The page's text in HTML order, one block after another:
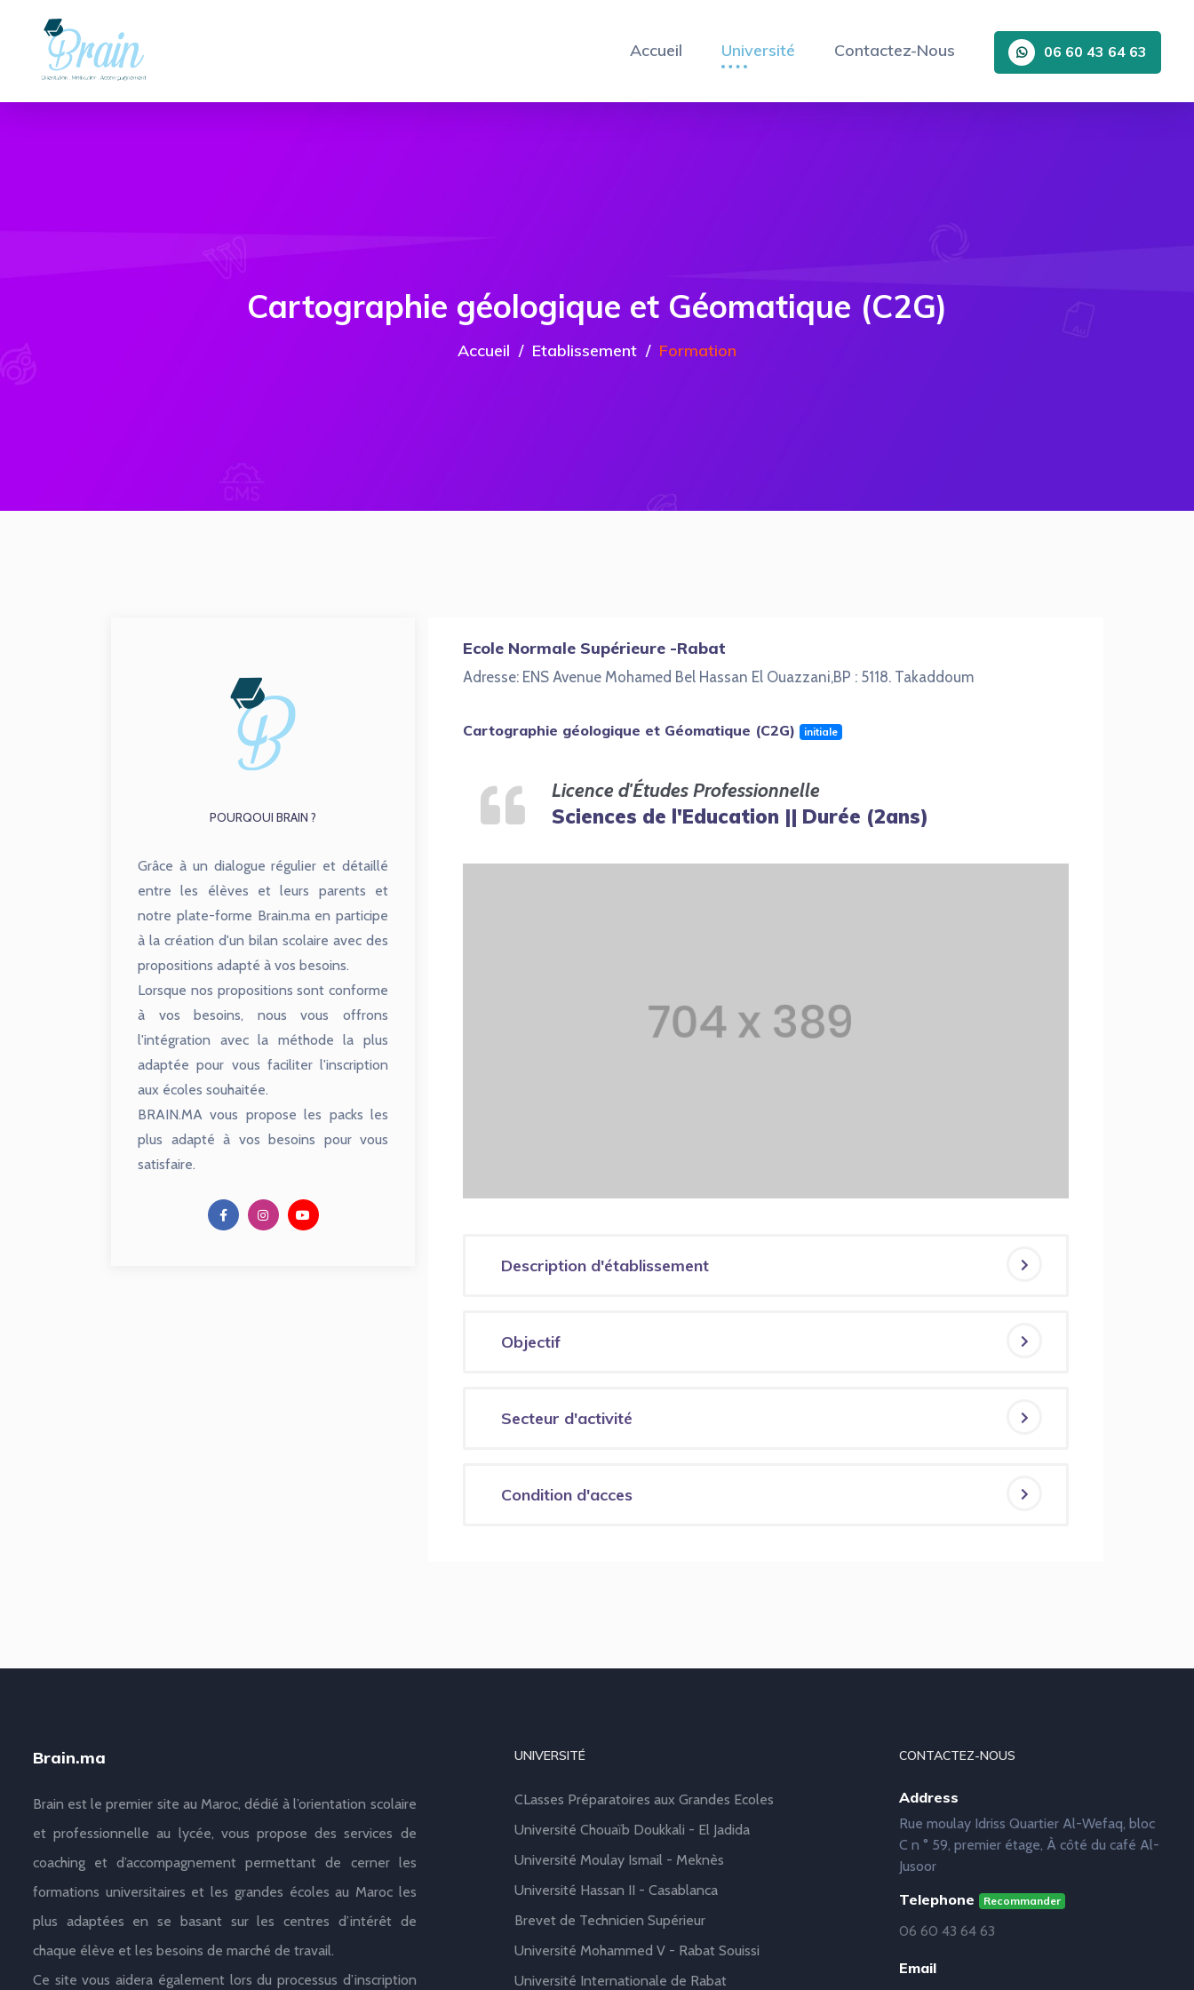
Accueil Université Contactez-Nous 06 60 43 64 63
Cartographie géologique et Géomatique (C2G)
Accueil Etablissement Formation
POURQOUI BRAIN ?
Grâce à un dialogue régulier et détaillé
entre les élèves et leurs parents et
notre plate-forme Brain.ma en participe
à la création d'un bilan scolaire avec des
propositions adapté à vos besoins.
Lorsque nos propositions sont conforme
à vos besoins, nous vous offrons
l'intégration avec la méthode la plus
adaptée pour vous faciliter l'inscription
aux écoles souhaitée.
BRAIN.MA vous propose les packs les
plus adapté à vos besoins pour vous
satisfaire.
Ecole Normale Supérieure -Rabat
Adresse: ENS Avenue Mohamed Bel Hassan El Ouazzani,BP : 5118. Takaddoum
Cartographie géologique et Géomatique (C2G) initiale
Licence d'Études Professionnelle
Sciences de l'Education || Durée (2ans)
Description d'établissement
Objectif
Secteur d'activité
Condition d'acces
Brain.ma
Brain est le premier site au Maroc, dédié à l’orientation scolaire
et professionnelle au lycée, vous propose des services de
coaching et d’accompagnement permettant de cerner les
formations universitaires et les grandes écoles au Maroc les
plus adaptées en se basant sur les centres d’intérêt de
chaque élève et les besoins de marché de travail.
Ce site vous aidera également lors du processus d’inscription
UNIVERSITÉ
CLasses Préparatoires aux Grandes Ecoles
Université Chouaïb Doukkali - El Jadida
Université Moulay Ismail - Meknès
Université Hassan II - Casablanca
Brevet de Technicien Supérieur
Université Mohammed V - Rabat Souissi
Université Internationale de Rabat
CONTACTEZ-NOUS
Address
Rue moulay Idriss Quartier Al-Wefaq, bloc
C n ° 59, premier étage, À côté du café Al-
Jusoor
Telephone Recommander
06 60 43 64 63
Email